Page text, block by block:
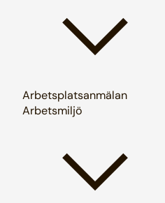
Arbetsplatsanmälan
Arbetsmiljö